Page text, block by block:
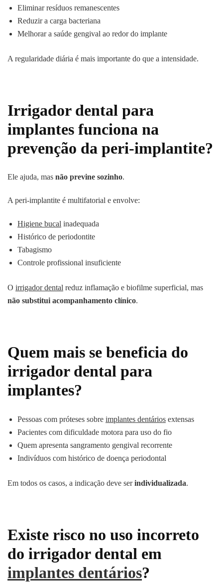
Eliminar resíduos remanescentes
Reduzir a carga bacteriana
Melhorar a saúde gengival ao redor do implante
A regularidade diária é mais importante do que a intensidade.
Irrigador dental para
implantes funciona na
prevenção da peri-implantite?
Ele ajuda, mas não previne sozinho.
A peri-implantite é multifatorial e envolve:
Higiene bucal inadequada
Histórico de periodontite
Tabagismo
Controle profissional insuficiente
O irrigador dental reduz inflamação e biofilme superficial, mas
não substitui acompanhamento clínico.
Quem mais se beneficia do
irrigador dental para
implantes?
Pessoas com próteses sobre implantes dentários extensas
Pacientes com dificuldade motora para uso do fio
Quem apresenta sangramento gengival recorrente
Indivíduos com histórico de doença periodontal
Em todos os casos, a indicação deve serindividualizada.
Existe risco no uso incorreto
do irrigador dental em
implantes dentários?